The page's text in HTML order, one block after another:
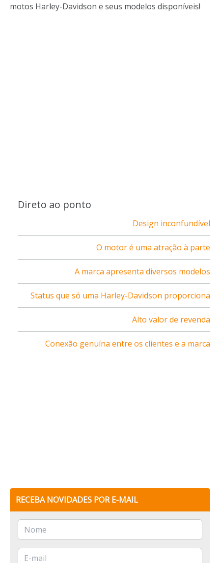
motos Harley-Davidson e seus modelos disponíveis!
Direto ao ponto
Design inconfundível
O motor é uma atração à parte
A marca apresenta diversos modelos
Status que só uma Harley-Davidson proporciona
Alto valor de revenda
Conexão genuína entre os clientes e a marca
RECEBA NOVIDADES POR E-MAIL